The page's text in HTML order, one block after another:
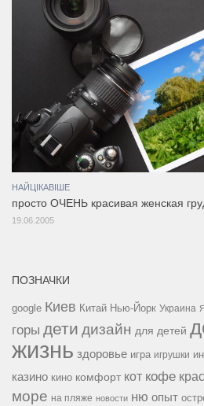
НАЙЦІКАВІШЕ
просто ОЧЕНЬ красивая женская
19.06.2005
ПОЗНАЧКИ
google Киев Китай Нью-Йорк Украина
горы дети дизайн для детей
жизнь здоровье игра игрушки
казино кино комфорт кот кофе
море на пляже новости ню опыт